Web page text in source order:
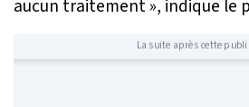
aucun traitement », indique le
La suite après cette